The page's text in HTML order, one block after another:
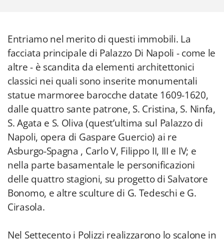
Entriamo nel merito di questi immobili. La
facciata principale di Palazzo Di Napoli - come le
altre - è scandita da elementi architettonici
classici nei quali sono inserite monumentali
statue marmoree barocche datate 1609-1620,
dalle quattro sante patrone, S. Cristina, S. Ninfa,
S. Agata e S. Oliva (quest’ultima sul Palazzo di
Napoli, opera di Gaspare Guercio) ai re
Asburgo-Spagna , Carlo V, Filippo II, III e IV; e
nella parte basamentale le personificazioni
delle quattro stagioni, su progetto di Salvatore
Bonomo, e altre sculture di G. Tedeschi e G.
Cirasola.
Nel Settecento i Polizzi realizzarono lo scalone in